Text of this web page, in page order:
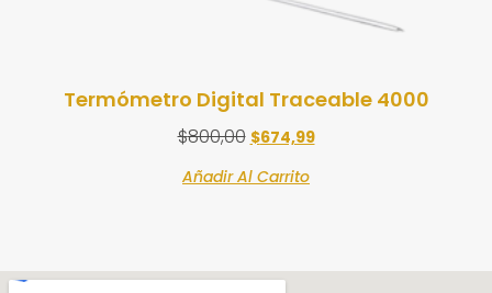
Termómetro Digital Traceable 4000
$800,00 $674,99
Añadir Al Carrito